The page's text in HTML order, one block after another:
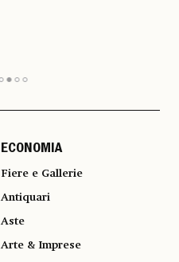
ECONOMIA
Fiere e Gallerie
Antiquari
Aste
Arte & Imprese